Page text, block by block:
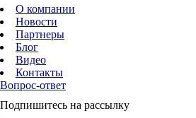
О компании
Новости
Партнеры
Блог
Видео
Контакты
Вопрос-ответ
Подпишитесь на рассылку